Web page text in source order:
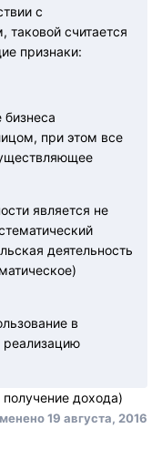
с
считается
признаки:
бизнеса
при этом все
является не
деятельность
в
дохода)
19 августа, 2016